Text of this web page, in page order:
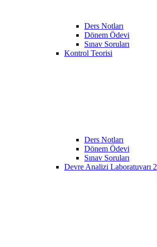
Ders Notları
Dönem Ödevi
Sınav Soruları
Kontrol Teorisi
Ders Notları
Dönem Ödevi
Sınav Soruları
Devre Analizi Laboratuvarı 2